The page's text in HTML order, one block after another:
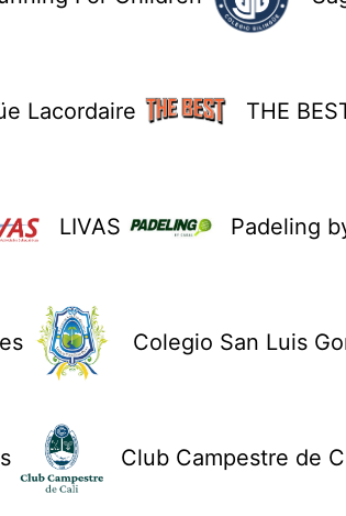
Lacordaire THE
LIVAS Padeling
Colegio San Luis
Club Campestre de